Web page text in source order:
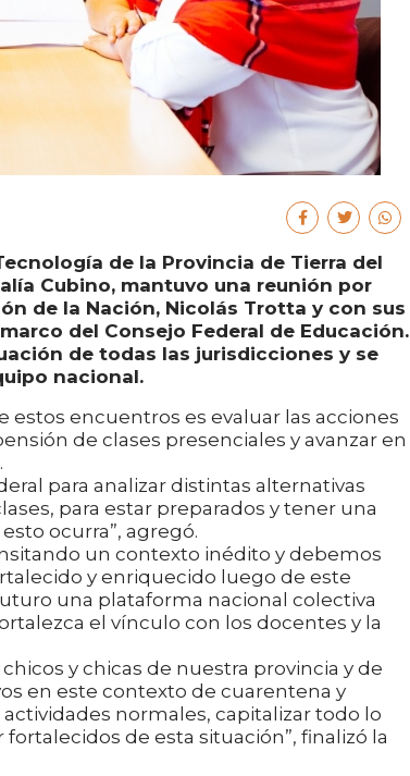
de la Provincia de Tierra del
Cubino, mantuvo una reunión por
de la Nación, Nicolás Trotta y con sus
del Consejo Federal de Educación.
de todas las jurisdicciones y se
nacional.
encuentros es evaluar las acciones
de clases presenciales y avanzar en
para analizar distintas alternativas
para estar preparados y tener una
ocurra”, agregó.
un contexto inédito y debemos
y enriquecido luego de este
una plataforma nacional colectiva
el vínculo con los docentes y la
y chicas de nuestra provincia y de
en este contexto de cuarentena y
normales, capitalizar todo lo
de esta situación”, finalizó la